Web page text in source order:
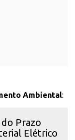
Ambiental:
Prazo
Elétrico